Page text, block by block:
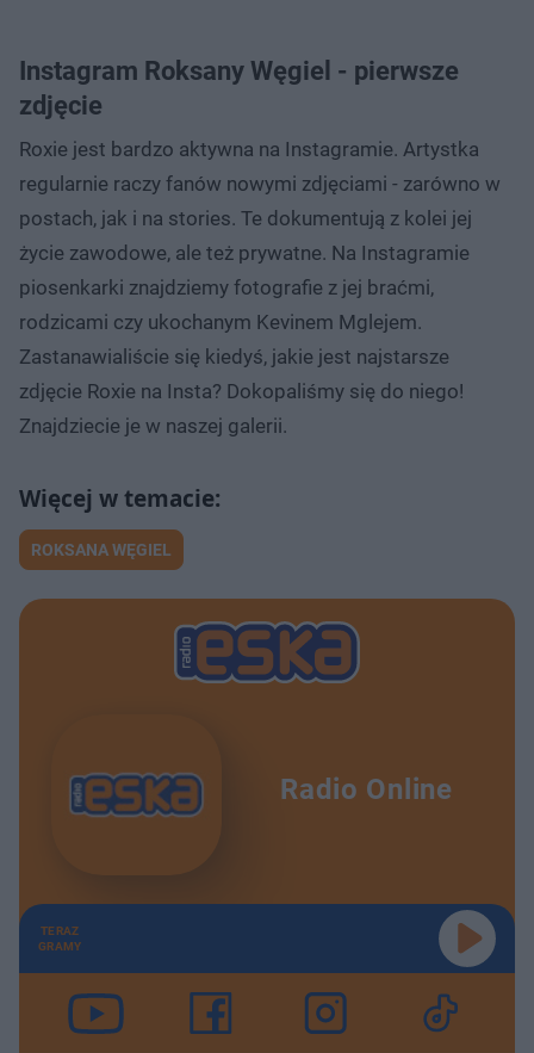
Instagram Roksany Węgiel - pierwsze
zdjęcie
Roxie jest bardzo aktywna na Instagramie. Artystka
regularnie raczy fanów nowymi zdjęciami - zarówno w
postach, jak i na stories. Te dokumentują z kolei jej
życie zawodowe, ale też prywatne. Na Instagramie
piosenkarki znajdziemy fotografie z jej braćmi,
rodzicami czy ukochanym Kevinem Mglejem.
Zastanawialiście się kiedyś, jakie jest najstarsze
zdjęcie Roxie na Insta? Dokopaliśmy się do niego!
Znajdziecie je w naszej galerii.
ROKSANA WĘGIEL
Radio Online
TERAZ
GRAMY